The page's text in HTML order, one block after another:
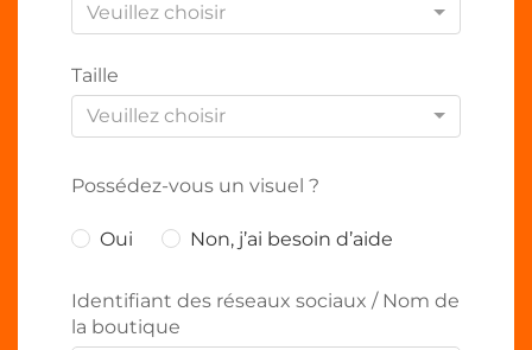
Veuillez choisir
Taille
Veuillez choisir
Possédez-vous un visuel ?
Oui Non, j’ai besoin d’aide
Identifiant des réseaux sociaux / Nom de
la boutique